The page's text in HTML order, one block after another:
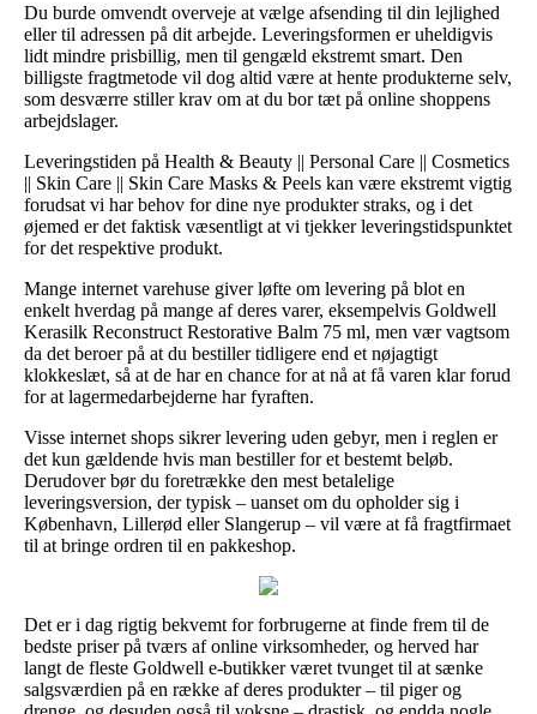
Du burde omvendt overveje at vælge afsending til din lejlighed
eller til adressen på dit arbejde. Leveringsformen er uheldigvis
lidt mindre prisbillig, men til gengæld ekstremt smart. Den
billigste fragtmetode vil dog altid være at hente produkterne selv,
som desværre stiller krav om at du bor tæt på online shoppens
arbejdslager.
Leveringstiden på Health & Beauty || Personal Care || Cosmetics
|| Skin Care || Skin Care Masks & Peels kan være ekstremt vigtig
forudsat vi har behov for dine nye produkter straks, og i det
øjemed er det faktisk væsentligt at vi tjekker leveringstidspunktet
for det respektive produkt.
Mange internet varehuse giver løfte om levering på blot en
enkelt hverdag på mange af deres varer, eksempelvis Goldwell
Kerasilk Reconstruct Restorative Balm 75 ml, men vær vagtsom
da det beroer på at du bestiller tidligere end et nøjagtigt
klokkeslæt, så at de har en chance for at nå at få varen klar forud
for at lagermedarbejderne har fyraften.
Visse internet shops sikrer levering uden gebyr, men i reglen er
det kun gældende hvis man bestiller for et bestemt beløb.
Derudover bør du foretrække den mest betalelige
leveringsversion, der typisk – uanset om du opholder sig i
København, Lillerød eller Slangerup – vil være at få fragtfirmaet
til at bringe ordren til en pakkeshop.
Det er i dag rigtig bekvemt for forbrugerne at finde frem til de
bedste priser på tværs af online virksomheder, og herved har
langt de fleste Goldwell e-butikker været tvunget til at sænke
salgsværdien på en række af deres produkter – til piger og